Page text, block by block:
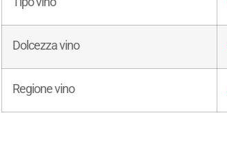
Dolcezza vino
Regione vino